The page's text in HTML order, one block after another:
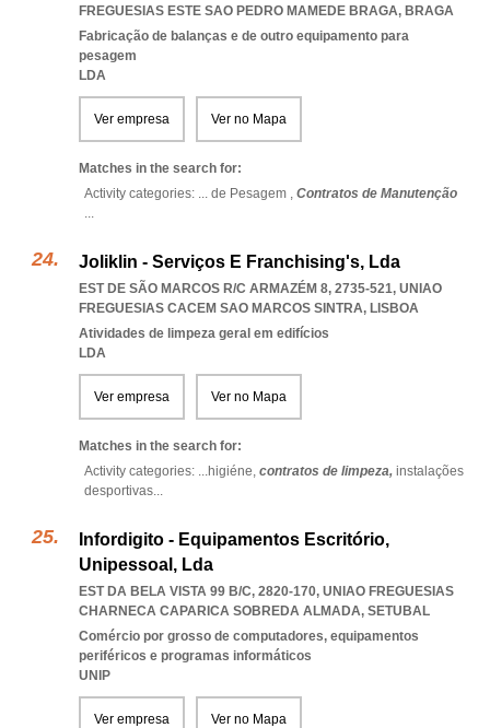
FREGUESIAS ESTE SAO PEDRO MAMEDE BRAGA, BRAGA
Fabricação de balanças e de outro equipamento para
pesagem
LDA
Ver empresa Ver no Mapa
Matches in the search for:
Activity categories: ... de Pesagem , Contratos de Manutenção
...
Joliklin - Serviços E Franchising's, Lda
EST DE SÃO MARCOS R/C ARMAZÉM 8, 2735-521, UNIAO
FREGUESIAS CACEM SAO MARCOS SINTRA, LISBOA
Atividades de limpeza geral em edifícios
LDA
Ver empresa Ver no Mapa
Matches in the search for:
Activity categories: ...higiéne, contratos de limpeza, instalações
desportivas...
Infordigito - Equipamentos Escritório,
Unipessoal, Lda
EST DA BELA VISTA 99 B/C, 2820-170, UNIAO FREGUESIAS
CHARNECA CAPARICA SOBREDA ALMADA, SETUBAL
Comércio por grosso de computadores, equipamentos
periféricos e programas informáticos
UNIP
Ver empresa Ver no Mapa